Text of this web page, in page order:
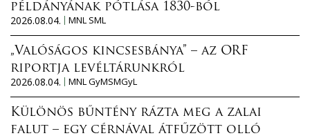
példányának pótlása 1830-ból
2026.08.04.
MNL SML
„Valóságos kincsesbánya” – az ORF
riportja levéltárunkról
2026.08.04.
MNL GyMSMGyL
Különös bűntény rázta meg a zalai
falut – egy cérnával átfűzött olló